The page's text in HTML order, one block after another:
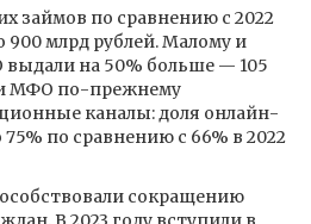
займов по сравнению с 2022
900 млрд рублей. Малому и
на 50% больше — 105
МФО по-прежнему
каналы: доля онлайн-
по сравнению с 66% в 2022
сокращению